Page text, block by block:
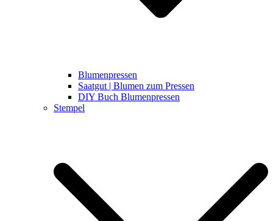
Blumenpressen
Saatgut | Blumen zum Pressen
DIY Buch Blumenpressen
Stempel